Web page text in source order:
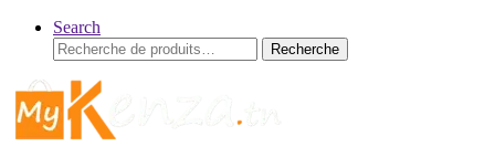
Search
Recherche
pour :
Recherche